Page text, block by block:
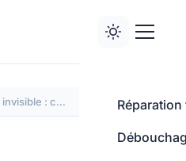
Fuite invisible : comment la localiser à Montreuil ?